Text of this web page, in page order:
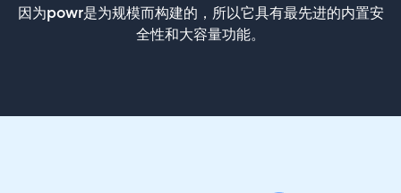
因为powr是为规模而构建的，所以它具有最先进的内置安
全性和大容量功能。